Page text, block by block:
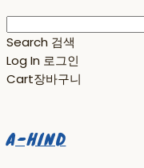
Search 검색
Log In 로그인
Cart장바구니
A-HIND